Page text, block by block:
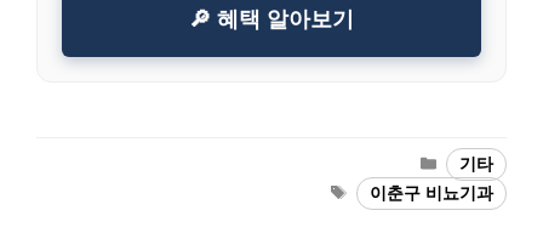
🔎 혜택 알아보기
Categories
기타
Tags이춘구 비뇨기과